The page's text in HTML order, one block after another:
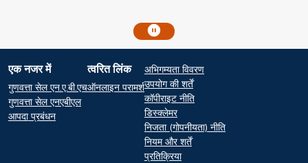
एक नजर में
At a glance
गुणवत्ता सेल एन.ए.बी.एच
गुणवत्ता सेल एनएबीएल
आपदा प्रबंधन
त्वरित लिंक
Quick Links
ऑनलाइन परामर्श
Footer
अभिगम्यता विवरण
उपयोग की शर्तें
कॉपीराइट नीति
डिस्क्लेमर
निजता (गोपनीयता) नीति
नियम और शर्तें
प्रतिक्रिया